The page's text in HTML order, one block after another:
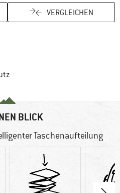
VERGLEICHEN
Zahlungs-Infos hier! Öffnet
BLICK
Taschenaufteilung